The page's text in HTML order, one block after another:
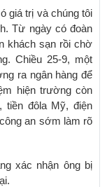
giá trị và chúng tôi
Từ ngày có đoàn
khách sạn rồi chờ
Chiều 25-9, một
ra ngân hàng để
hiện trường còn
tiền đôla Mỹ, điện
an sớm làm rõ
xác nhận ông bị